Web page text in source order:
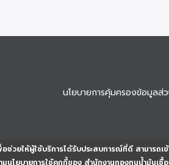
วยให้ผู้ใช้บริการได้รับประสบการณ์ที่ดี สามารถเข้
มนโยบายการใช้คุกกี้ของ สำนักงานกองทุนน้ำมันเ
นโยบายการคุ้มครองข้อมูลส่